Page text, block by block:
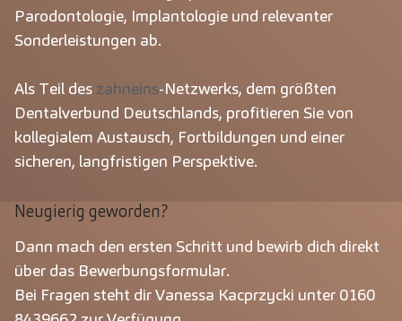
Parodontologie, Implantologie und relevanter
Sonderleistungen ab.
Als Teil des zahneins-Netzwerks, dem größten
Dentalverbund Deutschlands, profitieren Sie von
kollegialem Austausch, Fortbildungen und einer
sicheren, langfristigen Perspektive.
Neugierig geworden?
Dann mach den ersten Schritt und bewirb dich direkt
über das Bewerbungsformular.
Bei Fragen steht dir Vanessa Kacprzycki unter 0160